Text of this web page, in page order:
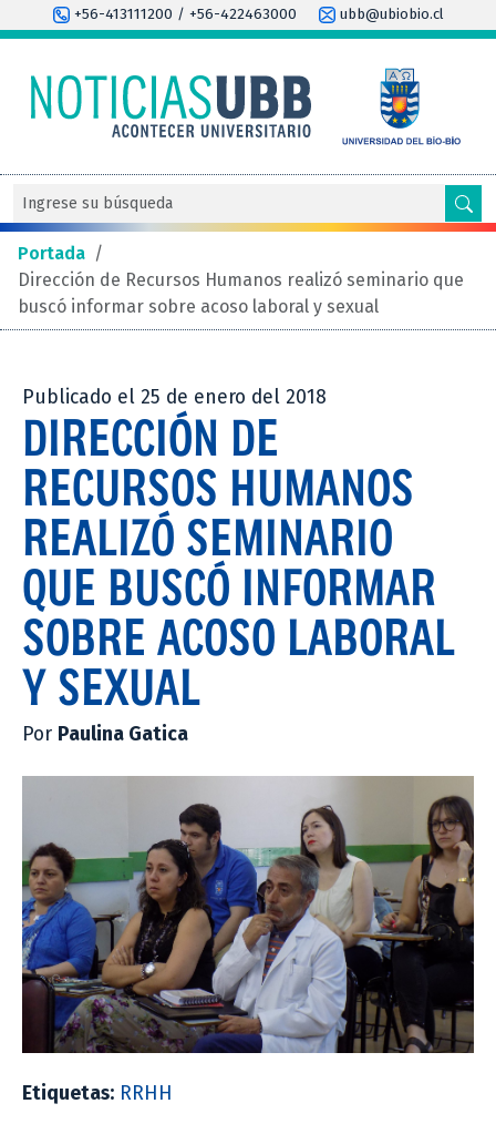
+56-413111200 / +56-422463000 ubb@ubiobio.cl
Portada /
Dirección de Recursos Humanos realizó seminario que
buscó informar sobre acoso laboral y sexual
Publicado el 25 de enero del 2018
DIRECCIÓN DE
RECURSOS HUMANOS
REALIZÓ SEMINARIO
QUE BUSCÓ INFORMAR
SOBRE ACOSO LABORAL
Y SEXUAL
Por Paulina Gatica
Etiquetas: RRHH